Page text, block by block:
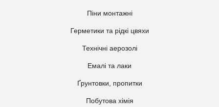
Піни монтажні
Герметики та рідкі цвяхи
Технічні аерозолі
Емалі та лаки
Ґрунтовки, пропитки
Побутова хімія